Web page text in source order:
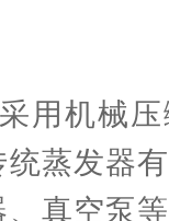
机械压
蒸发器
真空泵